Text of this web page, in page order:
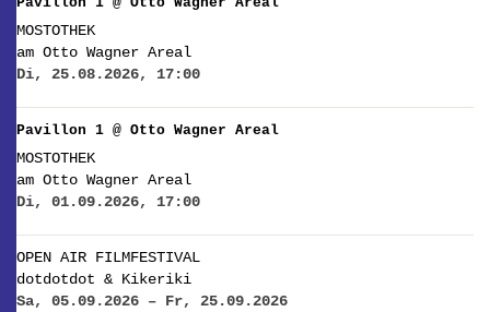
MOSTOTHEK
am Otto Wagner Areal
Di, 25.08.2026, 17:00
Pavillon 1 @ Otto Wagner Areal
MOSTOTHEK
am Otto Wagner Areal
Di, 01.09.2026, 17:00
OPEN AIR FILMFESTIVAL
dotdotdot & Kikeriki
Sa, 05.09.2026 – Fr, 25.09.2026